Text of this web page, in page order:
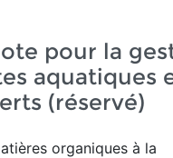
pour la
aquatiques
(réservé)
organiques à la